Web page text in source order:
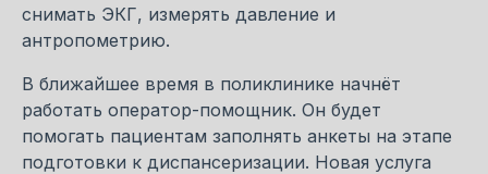
снимать ЭКГ, измерять давление и
антропометрию.
В ближайшее время в поликлинике начнёт
работать оператор-помощник. Он будет
помогать пациентам заполнять анкеты на этапе
подготовки к диспансеризации. Новая услуга